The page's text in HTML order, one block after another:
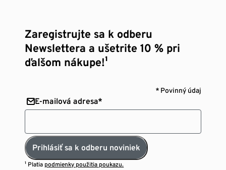
Zaregistrujte sa k odberu
Newslettera a ušetrite 10 % pri
ďalšom nákupe!¹
* Povinný údaj
E-mailová adresa*
Prihlásiť sa k odberu noviniek
¹ Platia podmienky použitia poukazu.